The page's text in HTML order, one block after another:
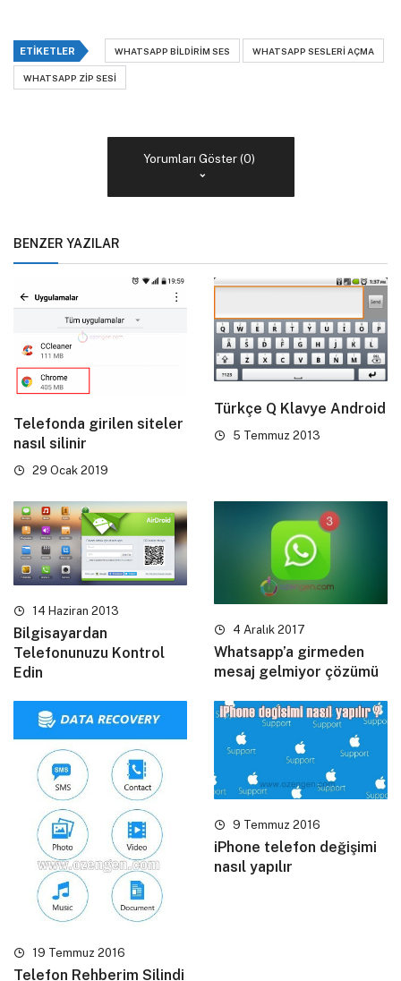
ETIKETLER WHATSAPP BILDIRIM SES WHATSAPP SESLERI AÇMA
WHATSAPP ZIP SESI
Yorumları Göster (0)
BENZER YAZILAR
Telefonda girilen siteler
nasıl silinir
29 Ocak 2019
Türkçe Q Klavye Android
5 Temmuz 2013
14 Haziran 2013
Bilgisayardan
Telefonunuzu Kontrol
Edin
4 Aralık 2017
Whatsapp’a girmeden
mesaj gelmiyor çözümü
19 Temmuz 2016
Telefon Rehberim Silindi
9 Temmuz 2016
iPhone telefon değişimi
nasıl yapılır